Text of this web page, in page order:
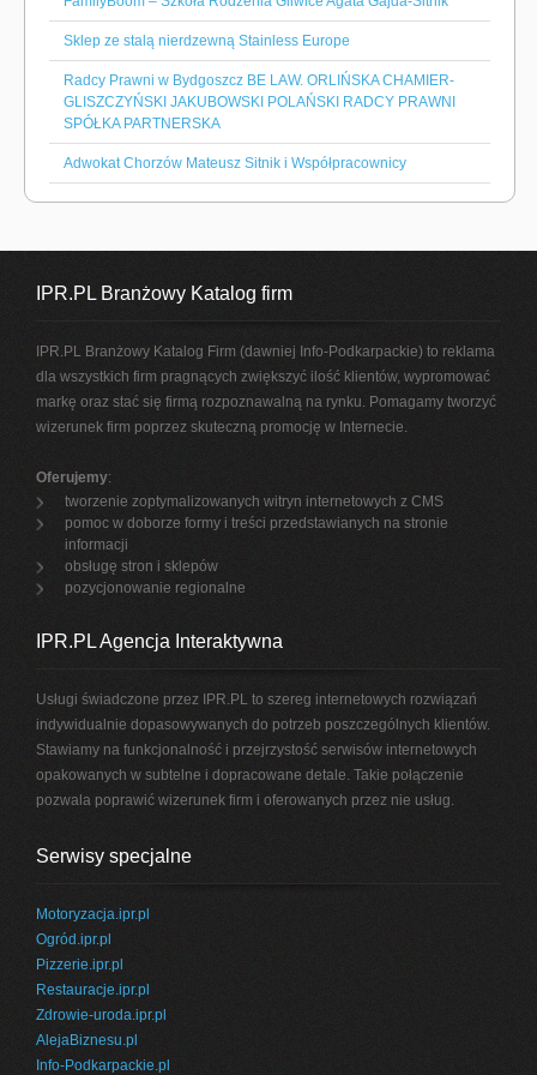
Sklep ze stalą nierdzewną Stainless Europe
Radcy Prawni w Bydgoszcz BE LAW. ORLIŃSKA CHAMIER-
GLISZCZYŃSKI JAKUBOWSKI POLAŃSKI RADCY PRAWNI
SPÓŁKA PARTNERSKA
Adwokat Chorzów Mateusz Sitnik i Współpracownicy
IPR.PL Branżowy Katalog firm
IPR.PL Branżowy Katalog Firm (dawniej Info-Podkarpackie) to reklama
dla wszystkich firm pragnących zwiększyć ilość klientów, wypromować
markę oraz stać się firmą rozpoznawalną na rynku. Pomagamy tworzyć
wizerunek firm poprzez skuteczną promocję w Internecie.
Oferujemy:
tworzenie zoptymalizowanych witryn internetowych z CMS
pomoc w doborze formy i treści przedstawianych na stronie
informacji
obsługę stron i sklepów
pozycjonowanie regionalne
IPR.PL Agencja Interaktywna
Usługi świadczone przez IPR.PL to szereg internetowych rozwiązań
indywidualnie dopasowywanych do potrzeb poszczególnych klientów.
Stawiamy na funkcjonalność i przejrzystość serwisów internetowych
opakowanych w subtelne i dopracowane detale. Takie połączenie
pozwala poprawić wizerunek firm i oferowanych przez nie usług.
Serwisy specjalne
Motoryzacja.ipr.pl
Ogród.ipr.pl
Pizzerie.ipr.pl
Restauracje.ipr.pl
Zdrowie-uroda.ipr.pl
AlejaBiznesu.pl
Info-Podkarpackie.pl